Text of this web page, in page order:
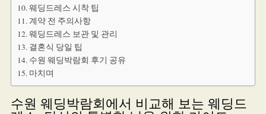
웨딩드레스 시착 팁
계약 전 주의사항
웨딩드레스 보관 및 관리
결혼식 당일 팁
수원 웨딩박람회 후기 공유
마치며
수원 웨딩박람회에서 비교해 보는 웨딩드